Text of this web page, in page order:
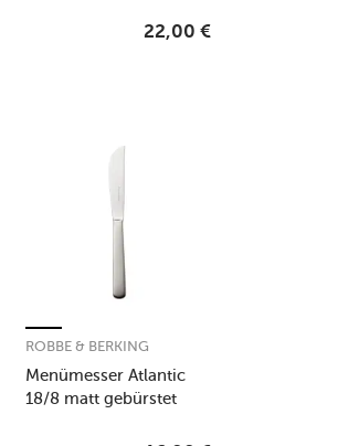
22,00 €
Menümesser Atlantic
18/8 matt gebürstet
ROBBE & BERKING